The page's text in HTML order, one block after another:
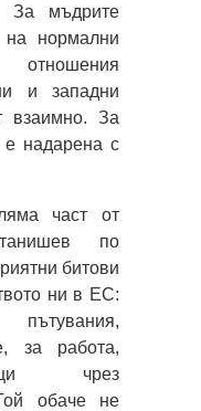
За мъдрите
на нормални
и западни
взаимно. За
надарена с
част от
по
битови
ни в ЕС:
за работа,
чрез
обаче не